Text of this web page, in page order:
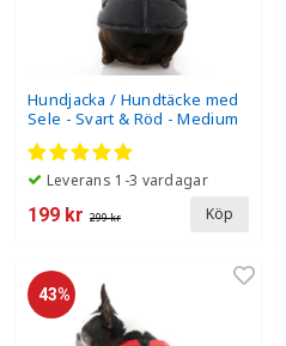
Hundjacka / Hundtäcke med
Sele - Svart & Röd - Medium
Leverans 1-3 vardagar
199 kr 299 kr Köp
43%